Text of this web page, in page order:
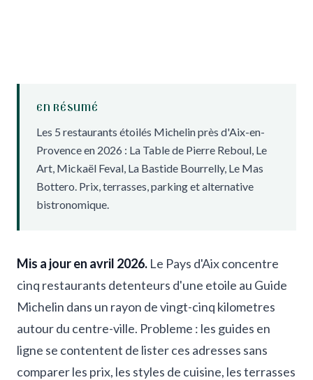
EN RÉSUMÉ
Les 5 restaurants étoilés Michelin près d'Aix-en-
Provence en 2026 : La Table de Pierre Reboul, Le
Art, Mickaël Feval, La Bastide Bourrelly, Le Mas
Bottero. Prix, terrasses, parking et alternative
bistronomique.
Mis a jour en avril 2026. Le Pays d'Aix concentre
cinq restaurants detenteurs d'une etoile au Guide
Michelin dans un rayon de vingt-cinq kilometres
autour du centre-ville. Probleme : les guides en
ligne se contentent de lister ces adresses sans
comparer les prix, les styles de cuisine, les terrasses